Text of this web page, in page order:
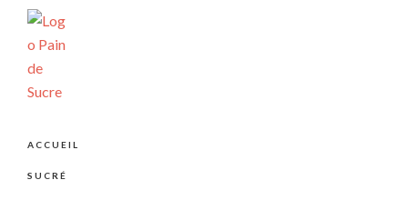
Passer
Passer
Passer
DE
artisanale
ACCUEIL
SUCRÉ